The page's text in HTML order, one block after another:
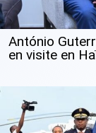
António
en visite en